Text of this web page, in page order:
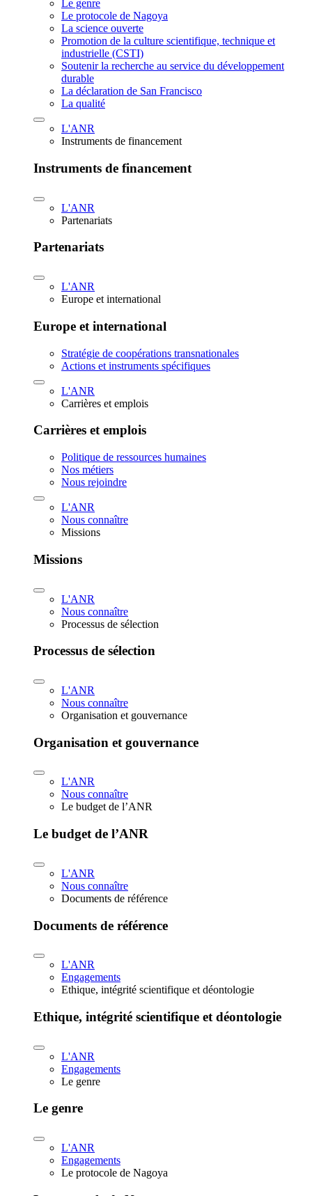
Le genre
Le protocole de Nagoya
La science ouverte
Promotion de la culture scientifique, technique et
industrielle (CSTI)
Soutenir la recherche au service du développement
durable
La déclaration de San Francisco
La qualité
L'ANR
Instruments de financement
Instruments de financement
L'ANR
Partenariats
Partenariats
L'ANR
Europe et international
Europe et international
Stratégie de coopérations transnationales
Actions et instruments spécifiques
L'ANR
Carrières et emplois
Carrières et emplois
Politique de ressources humaines
Nos métiers
Nous rejoindre
L'ANR
Nous connaître
Missions
Missions
L'ANR
Nous connaître
Processus de sélection
Processus de sélection
L'ANR
Nous connaître
Organisation et gouvernance
Organisation et gouvernance
L'ANR
Nous connaître
Le budget de l’ANR
Le budget de l’ANR
L'ANR
Nous connaître
Documents de référence
Documents de référence
L'ANR
Engagements
Ethique, intégrité scientifique et déontologie
Ethique, intégrité scientifique et déontologie
L'ANR
Engagements
Le genre
Le genre
L'ANR
Engagements
Le protocole de Nagoya